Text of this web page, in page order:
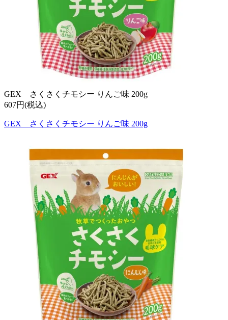
GEX さくさくチモシー りんご味 200g
607円(税込)
GEX さくさくチモシー りんご味 200g